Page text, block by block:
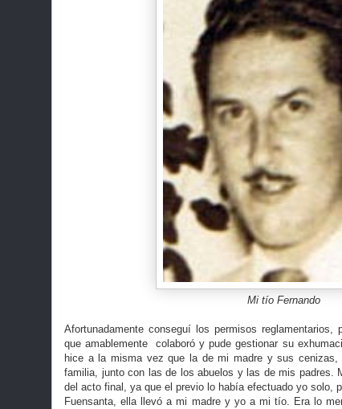
Mi tío Fernando
Afortunadamente conseguí los permisos
que amablemente colaboró y pude gestionar su
hice a la misma vez que la de mi madre y sus cenizas,
familia, junto con las de los abuelos y las de mis padres.
del acto final, ya que el previo lo había efectuado yo solo,
Fuensanta, ella llevó a mi madre y yo a mi tío. Era lo